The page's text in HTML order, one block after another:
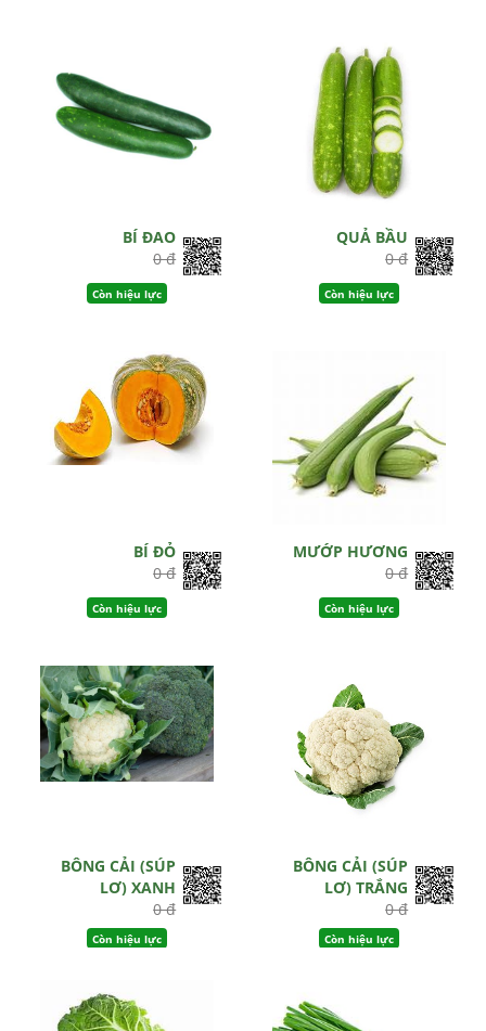
BÍ ĐAO
0 đ
Còn hiệu lực
QUẢ BẦU
0 đ
Còn hiệu lực
BÍ ĐỎ
0 đ
Còn hiệu lực
MƯỚP HƯƠNG
0 đ
Còn hiệu lực
BÔNG CẢI (SÚP
LƠ) XANH
0 đ
Còn hiệu lực
BÔNG CẢI (SÚP
LƠ) TRẮNG
0 đ
Còn hiệu lực